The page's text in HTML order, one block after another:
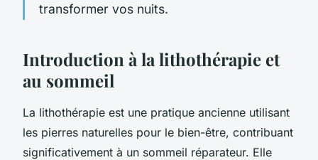
transformer vos nuits.
Introduction à la lithothérapie et
au sommeil
La lithothérapie est une pratique ancienne utilisant
les pierres naturelles pour le bien-être, contribuant
significativement à un sommeil réparateur. Elle